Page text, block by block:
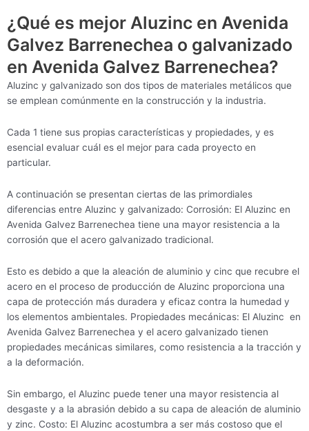
¿Qué es mejor Aluzinc en Avenida
Galvez Barrenechea o galvanizado
en Avenida Galvez Barrenechea?
Aluzinc y galvanizado son dos tipos de materiales metálicos que
se emplean comúnmente en la construcción y la industria.
Cada 1 tiene sus propias características y propiedades, y es
esencial evaluar cuál es el mejor para cada proyecto en
particular.
A continuación se presentan ciertas de las primordiales
diferencias entre Aluzinc y galvanizado: Corrosión: El Aluzinc en
Avenida Galvez Barrenechea tiene una mayor resistencia a la
corrosión que el acero galvanizado tradicional.
Esto es debido a que la aleación de aluminio y cinc que recubre el
acero en el proceso de producción de Aluzinc proporciona una
capa de protección más duradera y eficaz contra la humedad y
los elementos ambientales. Propiedades mecánicas: El Aluzinc en
Avenida Galvez Barrenechea y el acero galvanizado tienen
propiedades mecánicas similares, como resistencia a la tracción y
a la deformación.
Sin embargo, el Aluzinc puede tener una mayor resistencia al
desgaste y a la abrasión debido a su capa de aleación de aluminio
y zinc. Costo: El Aluzinc acostumbra a ser más costoso que el